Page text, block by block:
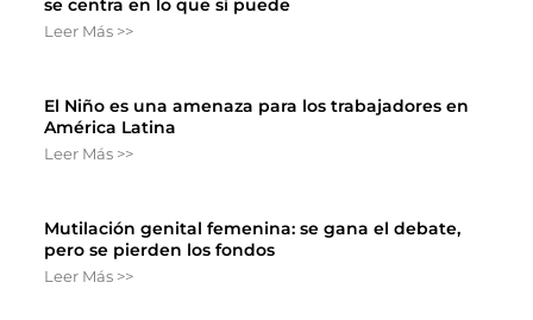
se centra en lo que sí puede
Leer Más >>
El Niño es una amenaza para los trabajadores en
América Latina
Leer Más >>
Mutilación genital femenina: se gana el debate,
pero se pierden los fondos
Leer Más >>